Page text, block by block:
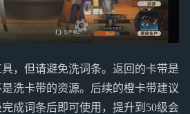
，但请避免洗词条。返回的卡带是
洗卡带的资源。后续的橙卡带建议
成词条后即可使用，提升到50级会